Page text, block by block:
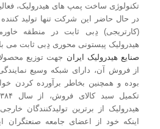
تکنولوژی ساخت پمپ های هیدرولیک،
در حال حاضر این شرکت تنها تولید
(کارتریجی) دِبی ثابت در منطقه
هیدرولیک پیستونی محوری دِبی ثابت می
صنایع هیدرولیک ایران جهت توزیع
از فروش آن، دارای شبکه وسیع
بوده و همچنین بخاطر برآورده کردن
هیدرولیک از برترین تولیدکنندگان
اینکه خود از اعضای جامعه